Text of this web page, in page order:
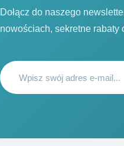
Dołącz do naszego
nowościach, sekretne